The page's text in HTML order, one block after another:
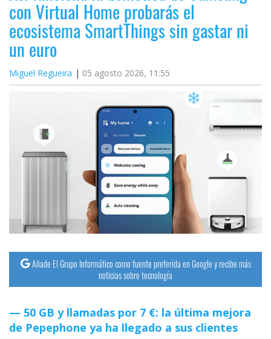
con Virtual Home probarás el
ecosistema SmartThings sin gastar ni
un euro
Miguel Regueira 05 agosto 2026, 11:55
Añade El Grupo Informático como fuente preferida en Google y recibe más
noticias sobre tecnología
50 GB y llamadas por 7 €: la última mejora
de Pepephone ya ha llegado a sus clientes